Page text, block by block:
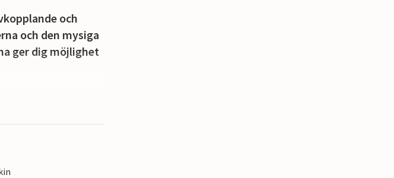
och
och den mysiga
ger dig möjlighet
kvittrar.
och är helt